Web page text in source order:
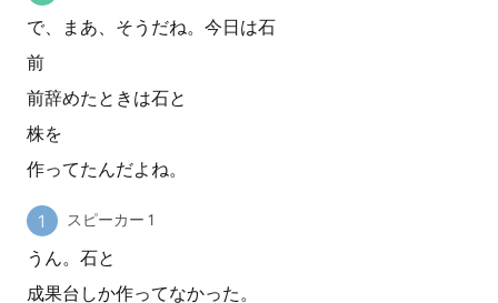
で、まあ、そうだね。今日は石
前
前辞めたときは石と
株を
作ってたんだよね。
スピーカー 1
うん。石と
成果台しか作ってなかった。